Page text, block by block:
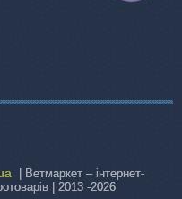
| Ветмаркет – інтернет-
| 2013 -2026